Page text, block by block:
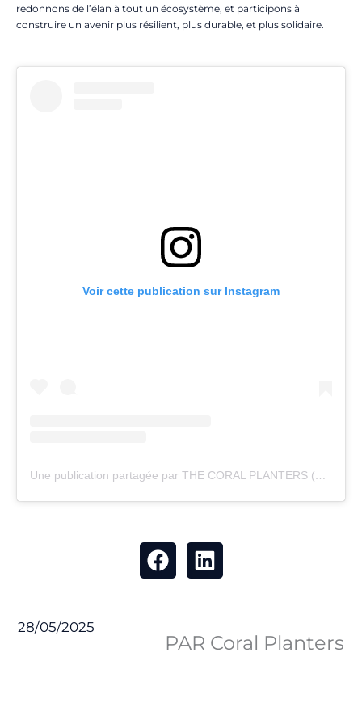
redonnons de l’élan à tout un écosystème, et participons à
construire un avenir plus résilient, plus durable, et plus solidaire.
Voir cette publication sur Instagram
Une publication partagée par THE CORAL PLANTERS (@thecoralplanters)
28/05/2025
PAR Coral Planters